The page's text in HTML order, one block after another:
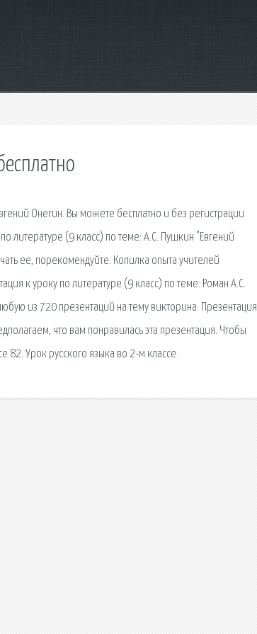
Онегин. Вы можете бесплатно и без регистрации
литературе (9 класс) по теме: А.С. Пушкин "Евгений
ее, порекомендуйте. Копилка опыта учителей
к уроку по литературе (9 класс) по теме: Роман А.С.
из 720 презентаций на тему викторина. Презентация
что вам понравилась эта презентация. Чтобы
82. Урок русского языка во 2-м классе.